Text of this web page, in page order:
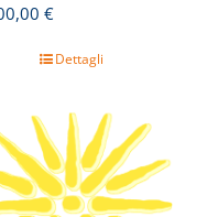
€
Dettagli